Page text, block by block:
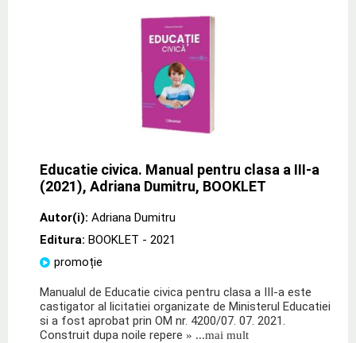
Educatie civica. Manual pentru clasa a III-a
(2021), Adriana Dumitru, BOOKLET
Autor(i): Adriana Dumitru
Editura: BOOKLET - 2021
promoție
Manualul de Educatie civica pentru clasa a III-a este
castigator al licitatiei organizate de Ministerul Educatiei
si a fost aprobat prin OM nr. 4200/07. 07. 2021.
Construit dupa noile repere » ...mai mult